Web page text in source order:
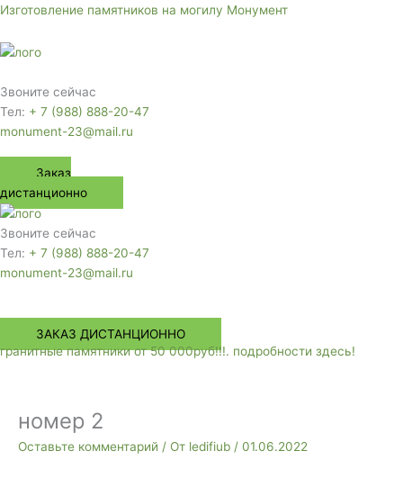
Перейти
содержимому
Изготовление памятников на могилу Монумент
Звоните сейчас
Тел: + 7 (988) 888-20-47
monument-23@mail.ru
Заказ
дистанционно
Звоните сейчас
Тел: + 7 (988) 888-20-47
monument-23@mail.ru
Меню
ЗАКАЗ ДИСТАНЦИОННО
гранитные памятники от 50 000руб!!!. подробности здесь!
номер 2
Оставьте комментарий / От ledifiub / 01.06.2022